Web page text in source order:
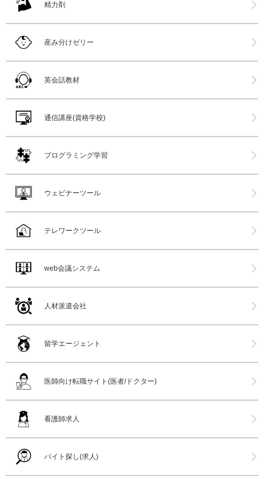
精力剤
産み分けゼリー
英会話教材
通信講座(資格学校)
プログラミング学習
ウェビナーツール
テレワークツール
web会議システム
人材派遣会社
留学エージェント
医師向け転職サイト(医者/ドクター)
看護師求人
バイト探し(求人)